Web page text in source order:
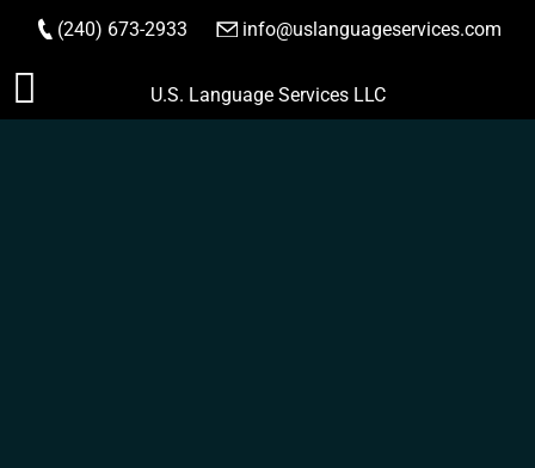
Saltar
(240) 673-2933 info@uslanguageservices.com
HACER PEDIDO
U.S. Language Services LLC